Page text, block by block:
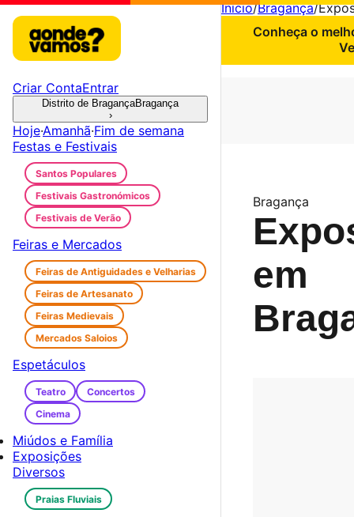
Início/Bragança/
Conheça o
Bragança
em
Criar ContaEntrar
Distrito de BragançaBragança
›
Hoje·Amanhã·Fim de semana
Festas e Festivais
Santos Populares
Festivais Gastronómicos
Festivais de Verão
Feiras e Mercados
Feiras de Antiguidades e Velharias
Feiras de Artesanato
Feiras Medievais
Mercados Saloios
Espetáculos
Teatro
Concertos
Cinema
Miúdos e Família
Exposições
Diversos
Praias Fluviais